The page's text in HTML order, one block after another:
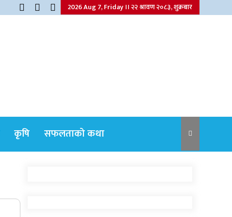
2026 Aug 7, Friday ।। २२ श्रावण २०८३, शुक्रबार
कृषि सफलताको कथा